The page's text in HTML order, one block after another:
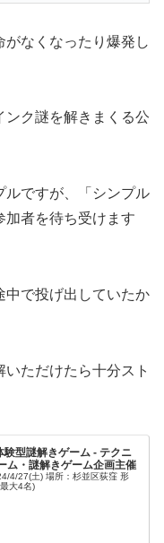
なくなったり爆発し
ンク謎を解きまくる公
ルですが、「シンプル
加者を待ち受けます
中で投げ出していたか
いただけたら十分スト
験型謎解きゲーム - テクニ
ム・謎解きゲーム企画主催
4/27(土) 場所：杉並区荻窪 形
大4名)